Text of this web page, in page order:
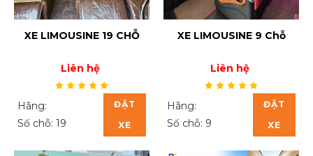
XE LIMOUSINE 19 CHỖ
Liên hệ
Hãng:
Số chỗ: 19
ĐẶT
XE
XE LIMOUSINE 9 Chỗ
Liên hệ
Hãng:
Số chỗ: 9
ĐẶT
XE